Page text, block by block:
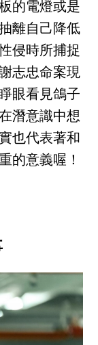
的電燈或是
離自己降低
侵時所捕捉
志忠命案現
眼看見鴿子
潛意識中想
也代表著和
的意義喔！